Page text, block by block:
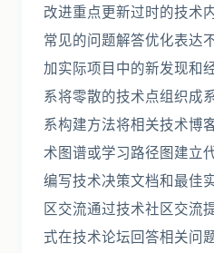
改进重点更新过时的技术
常见的问题解答优化表达
加实际项目中的新发现和
系将零散的技术点组织成
系构建方法将相关技术博
术图谱或学习路径图建立
编写技术决策文档和最佳
区交流通过技术社区交流
式在技术论坛回答相关问